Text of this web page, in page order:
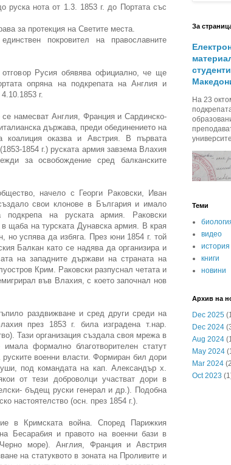
руска нота от 1.3. 1853 г. до Портата със
за протекция на Светите места.
покровител на православните
Русия обявява официално, че ще
опряна на подкрепата на Англия и
г.
се намесват Англия, Франция и Сардинско-
държава, преди обединението на
коалиция оказва и Австрия. В първата
1854 г.) руската армия завзема Влахия
за освобождение сред балканските
начело с Георги Раковски, Иван
свои клонове в България и имало
подкрепа на руската армия. Раковски
щаба на турската Дунавска армия. В края
но успява да избяга. През юни 1854 г. той
Балкан като се надява да организира и
на западните държави на страната на
Крим. Раковски разпуснал четата и
във Влахия, с което започнал нов
раздвижване и сред други среди на
през 1853 г. била изградена т.нар.
Тази организация създала своя мрежа в
формално благотворителен статут
руските военни власти. Формиран бил дори
под командата на кап. Александър х.
от тези доброволци участват дори в
бъдещ руски генерал и др.). Подобна
настоятелство (осн. през 1854 г.).
в Кримската война. Според Парижкия
Бесарабия и правото на военни бази в
море). Англия, Франция и Австрия
на статуквото в зоната на Проливите и
За
На 23
Теми
видео
история
книги
новини
Архив на
Dec 2025
Dec 2024
Aug 2024
May 2024
Mar 2024
Oct 2023